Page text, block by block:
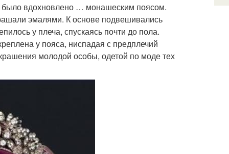
вдохновлено … монашеским поясом.
эмалями. К основе подвешивались
у плеча, спускаясь почти до пола.
у пояса, ниспадая с предплечий
молодой особы, одетой по моде тех